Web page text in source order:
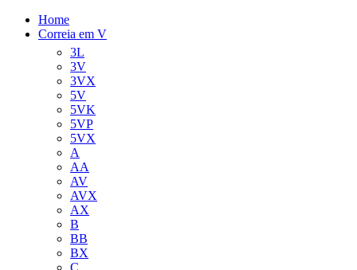
Home
Correia em V
3L
3V
3VX
5V
5VK
5VP
5VX
A
AA
AV
AVX
AX
B
BB
BX
C